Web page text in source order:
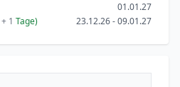
01.01.27
+ 1 Tage) 23.12.26 - 09.01.27